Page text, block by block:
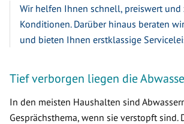
Wir helfen Ihnen schnell, preiswert und
Konditionen. Darüber hinaus beraten
und bieten Ihnen erstklassige
Tief verborgen liegen die
In den meisten Haushalten sind
Gesprächsthema, wenn sie verstopft sind.